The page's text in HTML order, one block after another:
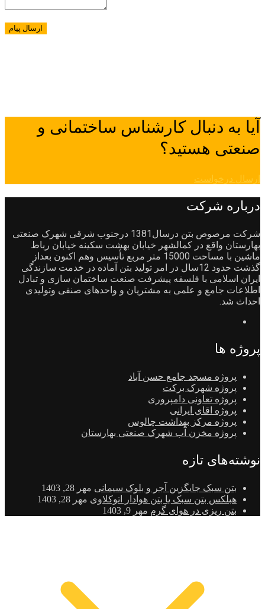
آیا به دنبال کارشناس ساختمانی و
صنعتی هستید؟
ارسال درخواست
درباره شرکت
شرکت مرصوص بتن درسال1381 درجنوب شرقی شهرک صنعتی
بهارستان واقع در کمالشهر خیابان بهشت سکینه خیابان رباط
ماشین با مساحت 15000 متر مربع تأسیس وهم اکنون بعداز
گذشت حدود 12سال در امر تولید بتن آماده در خدمت سازندگی
ایران اسلامی با فلسفه پیشرفت صنعت ساختمان سازی و تبادل
اطلاعات جامع و علمی به مشتریان و واحدهای صنفی وتولیدی
احداث شد.
پروژه ها
پروژه مسجد جامع حسن آباد
پروژه شهرک برکت
پروژه تعاونی دامپروری
پروژه اقای ایرانی
پروژه مرکز بهداشت چالوس
پروژه مخزن آب شهرک صنعتی بهارستان
نوشته‌های تازه
بتن سبک جایگزین آجر و بلوک سیمانی مهر 28, 1403
هبلکس بتن سبک یا بتن هوادار اتوکلاوی مهر 28, 1403
بتن ریزی در هوای گرم مهر 9, 1403